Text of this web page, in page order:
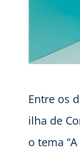
Entre os
ilha de
o tema